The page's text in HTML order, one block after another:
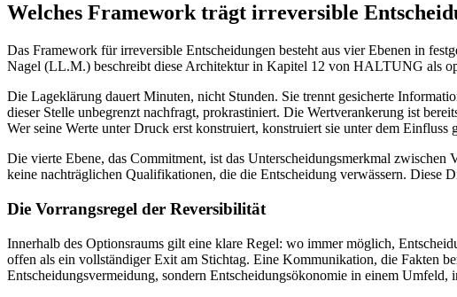
Welches Framework trägt irreversible
Das Framework für irreversible Entscheidungen besteht aus vier Ebenen in
Nagel (LL.M.) beschreibt diese Architektur in Kapitel 12 von HALTUNG als
Die Lageklärung dauert Minuten, nicht Stunden. Sie trennt gesicherte
dieser Stelle unbegrenzt nachfragt, prokrastiniert. Die Wertverankerung ist
Wer seine Werte unter Druck erst konstruiert, konstruiert sie unter dem Einfluss
Die vierte Ebene, das Commitment, ist das Unterscheidungsmerkmal
keine nachträglichen Qualifikationen, die die Entscheidung verwässern. Diese
Die Vorrangsregel der Reversibilität
Innerhalb des Optionsraums gilt eine klare Regel: wo immer möglich,
offen als ein vollständiger Exit am Stichtag. Eine Kommunikation, die Fakten
Entscheidungsvermeidung, sondern Entscheidungsökonomie in einem Umfeld,